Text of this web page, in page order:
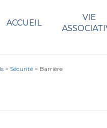
ACCUEIL
VIE
> Sécurité > Barrière